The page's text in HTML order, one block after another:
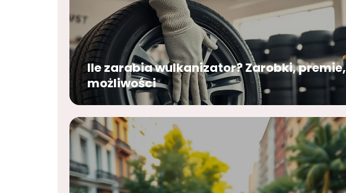
Ile zarabia wulkanizator? Zarobki, premie,
możliwości